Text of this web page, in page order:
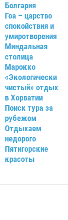
Болгария
Гоа – царство
спокойствия и
умиротворения
Миндальная
столица
Марокко
«Экологически
чистый» отдых
в Хорватии
Поиск тура за
рубежом
Отдыхаем
недорого
Пятигорские
красоты